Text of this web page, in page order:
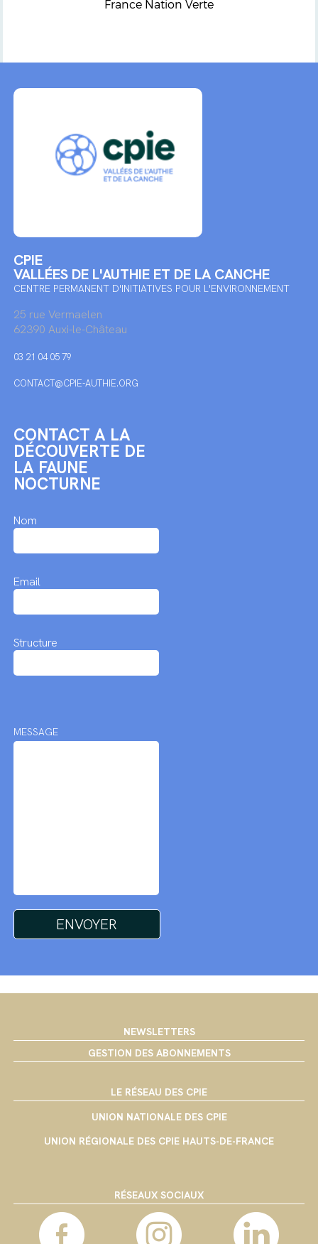
France Nation Verte
CPIE
VALLÉES DE L'AUTHIE ET DE LA CANCHE
CENTRE PERMANENT D'INITIATIVES POUR L'ENVIRONNEMENT
25 rue Vermaelen
62390 Auxi-le-Château
03 21 04 05 79
CONTACT@CPIE-AUTHIE.ORG
CONTACT A LA
DÉCOUVERTE DE
LA FAUNE
NOCTURNE
Nom
Email
Structure
MESSAGE
NEWSLETTERS
GESTION DES ABONNEMENTS
LE RÉSEAU DES CPIE
UNION NATIONALE DES CPIE
UNION RÉGIONALE DES CPIE HAUTS-DE-FRANCE
RÉSEAUX SOCIAUX